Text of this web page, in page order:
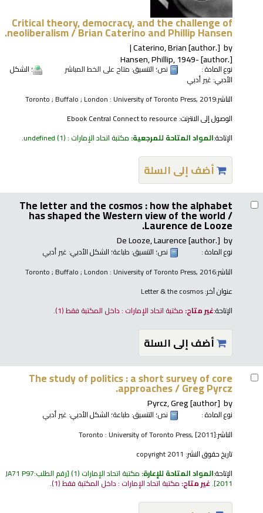
Critical theory, democracy, and the challenge of
neoliberalism /Brian Caterino and Phillip Hansen.
by
Caterino, Brian[author.]
Hansen, Phillip, 1949-[author.]
نوع المادة : نص؛ التنسيق: متاح على الخط المباشر ؛ الشكل
الأدبي: غير أدبي
الناشر:Toronto ; Buffalo ; London : University of Toronto Press, 2019
الوصول إلى الانترنت: Ebook Central Connect to resource
الإتاحة:المواد المتاحة للمرجعية: مكتبة اتحاد الإمارات : undefined(1).
أضف إلى السلة
The letter and the cosmos : how the alphabet
has shaped the Western view of the world /
Laurence de Looze.
by
De Looze, Laurence[author.]
نوع المادة : نص؛ التنسيق: طباعة؛ الشكل الأدبي: غير أدبي
الناشر:Toronto ; Buffalo ; London : University of Toronto Press, 2016
عنوان آخر:Letter & the cosmos
الإتاحة:غير متاح: مكتبة اتحاد الإمارات : داخل المكتبة فقط(1).
أضف إلى السلة
The study of politics : a short survey of core
approaches /Greg Pyrcz.
by
Pyrcz, Greg[author]
نوع المادة : نص؛ التنسيق: طباعة؛ الشكل الأدبي: غير أدبي
الناشر:Toronto : University of Toronto Press, [2011]
تاريخ حقوق النشر:
الإتاحة:المواد المتاحة للإعارة: مكتبة اتحاد الإمارات (1) رقم الطلب:JA71 P97
2011
.غير متاح: مكتبة اتحاد الإمارات : داخل المكتبة فقط(1).